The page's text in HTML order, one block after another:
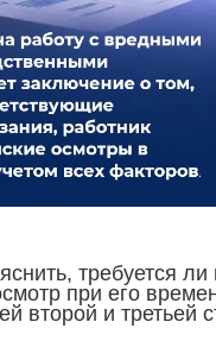
требуется
при его
второй и третьей